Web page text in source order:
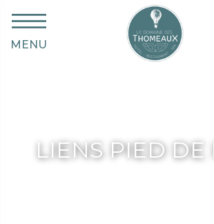
MENU
LIENS PIED DE